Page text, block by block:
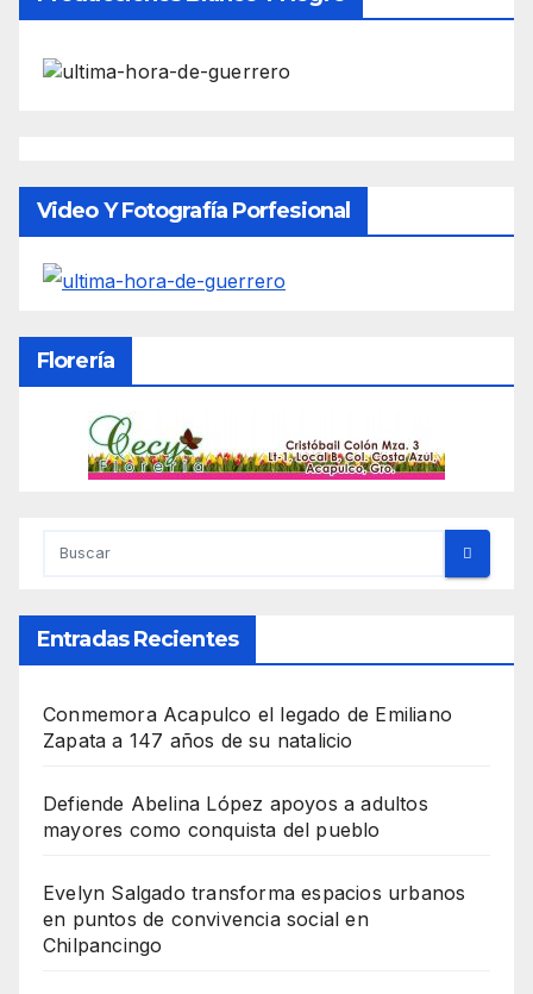
Video Y Fotografía Porfesional
Florería
Entradas Recientes
Conmemora Acapulco el legado de Emiliano
Zapata a 147 años de su natalicio
Defiende Abelina López apoyos a adultos
mayores como conquista del pueblo
Evelyn Salgado transforma espacios urbanos
en puntos de convivencia social en
Chilpancingo